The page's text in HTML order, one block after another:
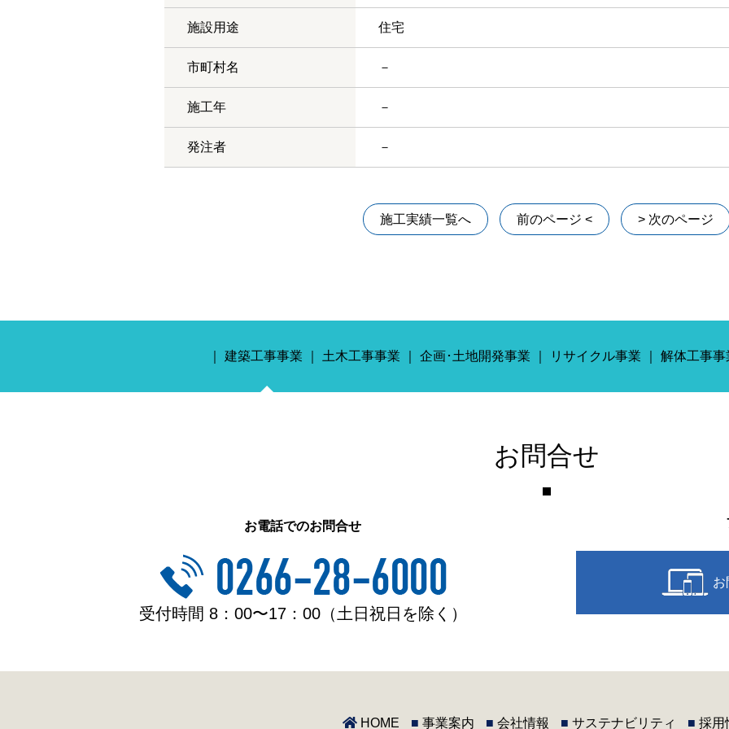
施設用途 住宅
市町村名 －
施工年 －
発注者 －
施工実績一覧へ 前のページ < > 次のページ
建築工事事業 土木工事事業 企画･土地開発事業 リサイクル事業 解体工事事
お問合せ
お電話でのお問合せ
受付時間 8：00〜17：00（土日祝日を除く）
お
HOME ■ 事業案内 ■ 会社情報 ■ サステナビリティ ■ 採用